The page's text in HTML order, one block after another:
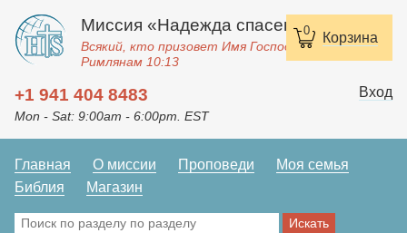
0 Корзина
Миссия «Надежда спасения»
Всякий, кто призовет Имя Господне, спасется.
Римлянам 10:13
+1 941 404 8483
Mon - Sat: 9:00am - 6:00pm. EST
Вход
Главная О миссии Проповеди
Моя семья
Библия
Магазин